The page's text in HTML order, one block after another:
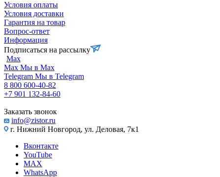
Условия оплаты
Условия доставки
Гарантия на товар
Вопрос-ответ
Информация
Подписаться на рассылку
Max
Max Мы в Max
Telegram Мы в Telegram
8 800 600-40-82
+7 901 132-84-60
Заказать звонок
info@zistor.ru
г. Нижний Новгород, ул. Деловая, 7к1
Вконтакте
YouTube
MAX
WhatsApp